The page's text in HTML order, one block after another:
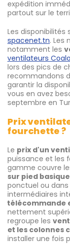
expédition
partout sur le
Les
spacenet.tn. Les
notamment les
ventilateurs Coala
lors des pics de
recommandons
garantir la
vous en avez
septembre en
Prix
fourchette ?
Le prix d'un
puissance et les
gamme couvre
sur pied
ponctuel ou
intermédiaires
télécommande
nettement
regroupe les
et les colonnes
installer une fois